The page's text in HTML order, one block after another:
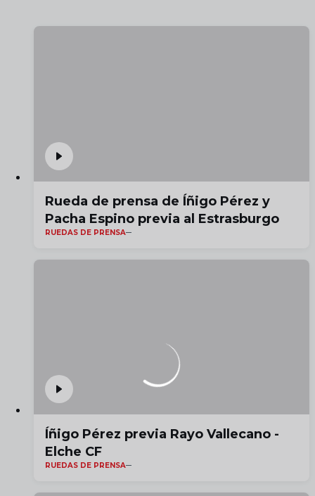
Rueda de prensa de Íñigo Pérez y
Pacha Espino previa al Estrasburgo
RUEDAS DE PRENSA
Íñigo Pérez previa Rayo Vallecano -
Elche CF
RUEDAS DE PRENSA